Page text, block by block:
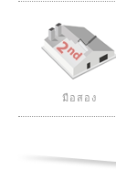
มือสอง